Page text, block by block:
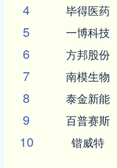
4 毕得医药
5 一博科技
6 方邦股份
7 南模生物
8 泰金新能
9 百普赛斯
10 锴威特